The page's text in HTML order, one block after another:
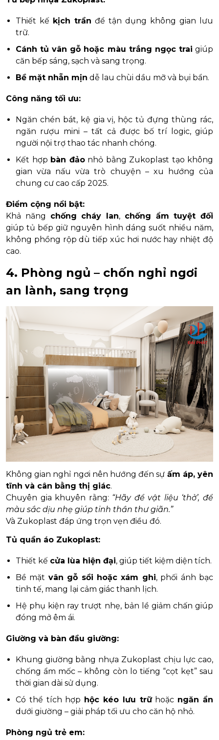
Thiết kế kịch trần để tận dụng không gian lưu
trữ.
Cánh tủ vân gỗ hoặc màu trắng ngọc trai giúp
căn bếp sáng, sạch và sang trọng.
Bề mặt nhẵn mịn dễ lau chùi dầu mỡ và bụi bẩn.
Công năng tối ưu:
Ngăn chén bát, kệ gia vị, hộc tủ đựng thùng rác,
ngăn rượu mini – tất cả được bố trí logic, giúp
người nội trợ thao tác nhanh chóng.
Kết hợp bàn đảonhỏ bằng Zukoplast tạo không
gian vừa nấu vừa trò chuyện – xu hướng của
chung cư cao cấp 2025.
Điểm cộng nổi bật:
Khả năng chống cháy lan, chống ẩm tuyệt đối
giúp tủ bếp giữ nguyên hình dáng suốt nhiều năm,
không phồng rộp dù tiếp xúc hơi nước hay nhiệt độ
cao.
4. Phòng ngủ – chốn nghỉ ngơi
an lành, sang trọng
Không gian nghỉ ngơi nên hướng đến sự ấm áp, yên
tĩnh và cân bằng thị giác.
Chuyên gia khuyên rằng: “Hãy để vật liệu ‘thở’, để
màu sắc dịu nhẹ giúp tinh thần thư giãn.”
Và Zukoplast đáp ứng trọn vẹn điều đó.
Tủ quần áo Zukoplast:
Thiết kế cửa lùa hiện đại, giúp tiết kiệm diện tích.
Bề mặt vân gỗ sồi hoặc xám ghi, phối ánh bạc
tinh tế, mang lại cảm giác thanh lịch.
Hệ phụ kiện ray trượt nhẹ, bản lề giảm chấn giúp
đóng mở êm ái.
Giường và bàn đầu giường:
Khung giường bằng nhựa Zukoplast chịu lực cao,
chống ẩm mốc – không còn lo tiếng “cọt kẹt” sau
thời gian dài sử dụng.
Có thể tích hợp hộc kéo lưu trữhoặc ngăn ẩn
dưới giường – giải pháp tối ưu cho căn hộ nhỏ.
Phòng ngủ trẻ em: